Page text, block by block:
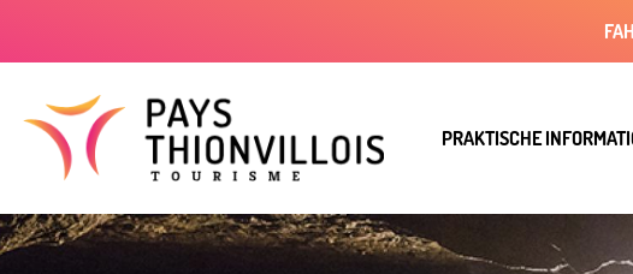
PRAKTISCHE